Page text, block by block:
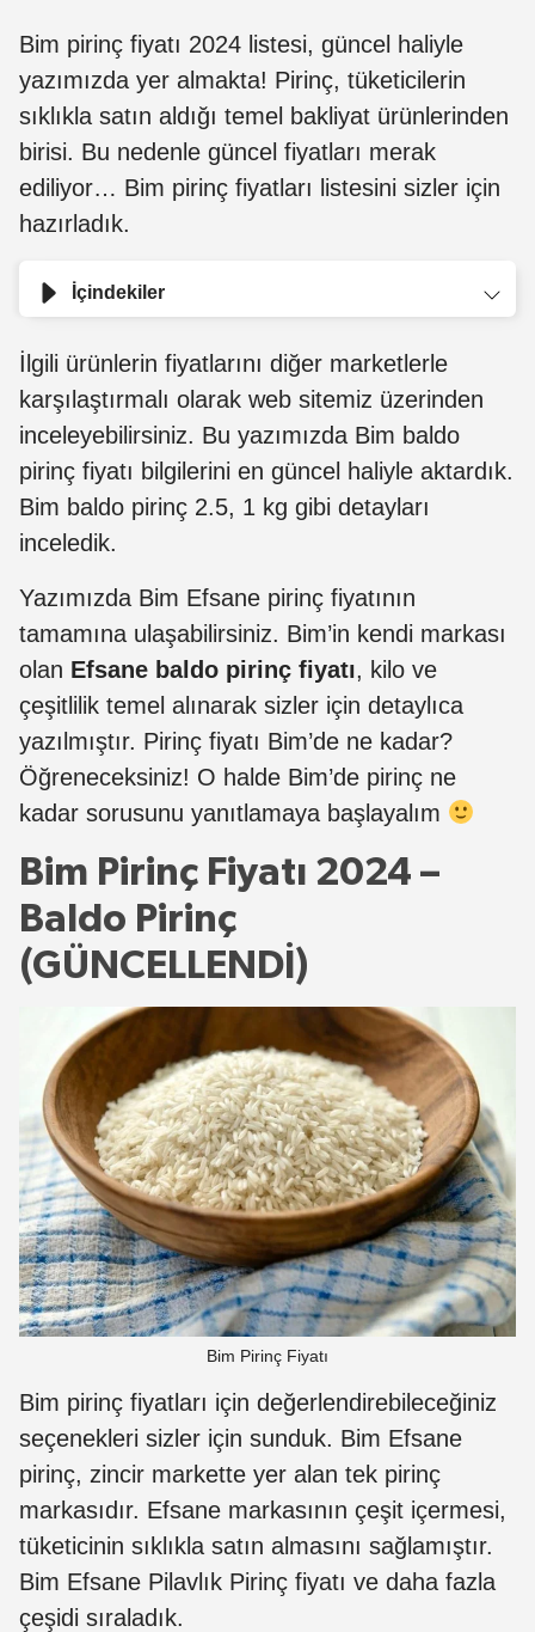
Bim pirinç fiyatı 2024 listesi, güncel haliyle
yazımızda yer almakta! Pirinç, tüketicilerin
sıklıkla satın aldığı temel bakliyat ürünlerinden
birisi. Bu nedenle güncel fiyatları merak
ediliyor… Bim pirinç fiyatları listesini sizler için
hazırladık.
İçindekiler
İlgili ürünlerin fiyatlarını diğer marketlerle
karşılaştırmalı olarak web sitemiz üzerinden
inceleyebilirsiniz. Bu yazımızda Bim baldo
pirinç fiyatı bilgilerini en güncel haliyle aktardık.
Bim baldo pirinç 2.5, 1 kg gibi detayları
inceledik.
Yazımızda Bim Efsane pirinç fiyatının
tamamına ulaşabilirsiniz. Bim’in kendi markası
olan Efsane baldo pirinç fiyatı, kilo ve
çeşitlilik temel alınarak sizler için detaylıca
yazılmıştır. Pirinç fiyatı Bim’de ne kadar?
Öğreneceksiniz! O halde Bim’de pirinç ne
kadar sorusunu yanıtlamaya başlayalım
Bim Pirinç Fiyatı 2024 –
Baldo Pirinç
(GÜNCELLENDİ)
Bim Pirinç Fiyatı
Bim pirinç fiyatları için değerlendirebileceğiniz
seçenekleri sizler için sunduk. Bim Efsane
pirinç, zincir markette yer alan tek pirinç
markasıdır. Efsane markasının çeşit içermesi,
tüketicinin sıklıkla satın almasını sağlamıştır.
Bim Efsane Pilavlık Pirinç fiyatı ve daha fazla
çeşidi sıraladık.